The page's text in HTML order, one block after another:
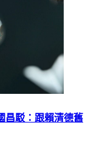
駁：跟賴清德舊